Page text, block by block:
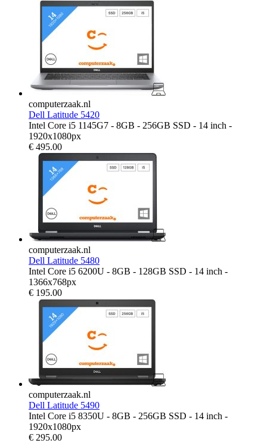
computerzaak.nl
Dell Latitude 5420
Intel Core i5 1145G7 - 8GB - 256GB SSD - 14 inch -
1920x1080px
€ 495.00
computerzaak.nl
Dell Latitude 5480
Intel Core i5 6200U - 8GB - 128GB SSD - 14 inch -
1366x768px
€ 195.00
computerzaak.nl
Dell Latitude 5490
Intel Core i5 8350U - 8GB - 256GB SSD - 14 inch -
1920x1080px
€ 295.00